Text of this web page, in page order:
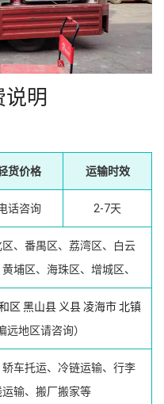
明
货价格 运输时效
话咨询 2-7天
、番禺区、荔湾区、白云
埔区、海珠区、增城区、
区 黑山县 义县 凌海市北镇
远地区请咨询）
车托运、冷链运输、行李
输、搬厂搬家等